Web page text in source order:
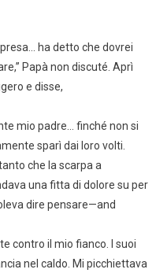
ha detto che dovrei
Papà non discuté. Aprì
e disse,
mio padre… finché non si
sparì dai loro volti.
che la scarpa a
una fitta di dolore su per
dire pensare—and
contro il mio fianco. I suoi
nel caldo. Mi picchiettava